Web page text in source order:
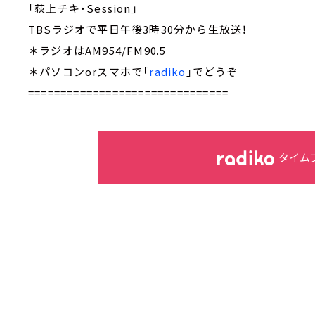
「荻上チキ・Session」
TBSラジオで平日午後3時30分から生放送！
＊ラジオはAM954/FM90.5
＊パソコンorスマホで「radiko 」でどうぞ
===============================
タイム